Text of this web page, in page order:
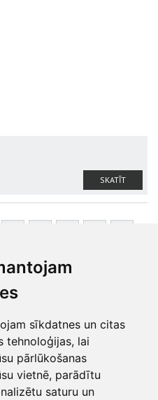
sīkdatnes un citas
tehnoloģijas, lai
pārlūkošanas
vietnē, parādītu
saturu un
SKATĪT
40003017954
67 813 100